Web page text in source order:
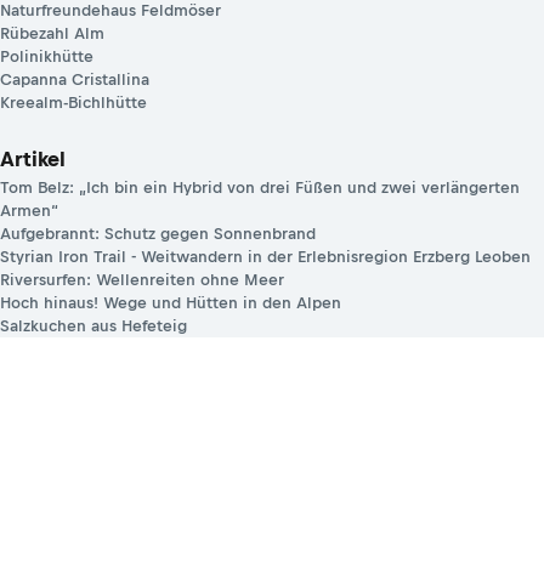
Naturfreundehaus Feldmöser
Rübezahl Alm
Polinikhütte
Capanna Cristallina
Kreealm-Bichlhütte
Artikel
Tom Belz: „Ich bin ein Hybrid von drei Füßen und zwei verlängerten
Armen“
Aufgebrannt: Schutz gegen Sonnenbrand
Styrian Iron Trail - Weitwandern in der Erlebnisregion Erzberg Leoben
Riversurfen: Wellenreiten ohne Meer
Hoch hinaus! Wege und Hütten in den Alpen
Salzkuchen aus Hefeteig